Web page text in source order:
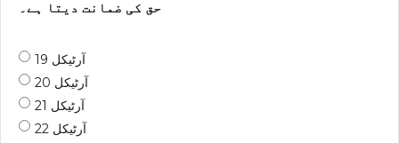
حق کی ضمانت دیتا ہے۔
آرٹیکل 19
آرٹیکل 20
آرٹیکل 21
آرٹیکل 22